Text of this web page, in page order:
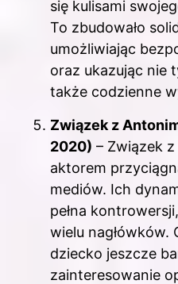
się kulisami
To zbudowało
umożliwiając
oraz ukazując nie
także codzienne
Związek z
2020) – Związek
aktorem
mediów. Ich
pełna
wielu nagłówków.
dziecko jeszcze
zainteresowanie